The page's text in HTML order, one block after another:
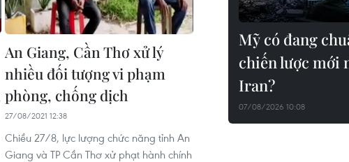
An Giang, Cần Thơ xử lý
nhiều đối tượng vi phạm
phòng, chống dịch
27/08/2021 12:38
Chiều 27/8, lực lượng chức năng tỉnh An
Giang và TP Cần Thơ xử phạt hành chính
Mỹ có đang
chiến lược mới
Iran?
07/08/2026 10:08